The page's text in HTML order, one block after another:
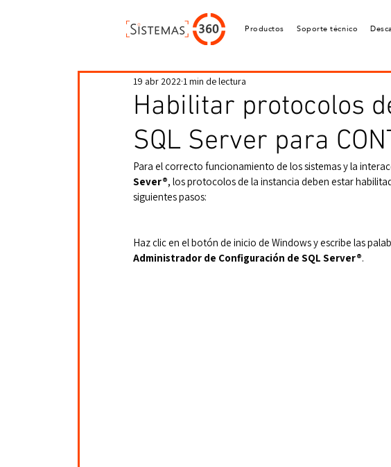
Productos Soporte técnico
Habilitar protocolos
SQL Server para
19 abr 2022 1 min de lectura
Para el correcto funcionamiento de los sistemas y la
Sever®, los protocolos de la instancia deben estar
siguientes pasos:
Haz clic en el botón de inicio de Windows y escribe las
Administrador de Configuración de SQL Server®.